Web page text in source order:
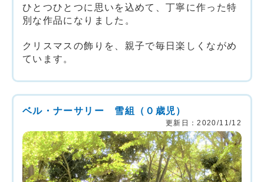
ひとつひとつに思いを込めて、丁寧に作った特
別な作品になりました。
クリスマスの飾りを、親子で毎日楽しくながめ
ています。
ベル・ナーサリー 雪組（０歳児）
更新日：2020/11/12